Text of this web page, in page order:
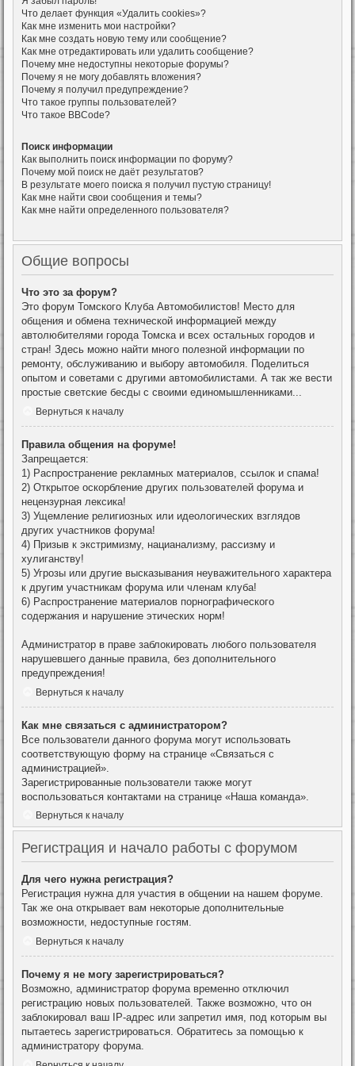
Что делает функция «Удалить cookies»?
Как мне изменить мои настройки?
Как мне создать новую тему или сообщение?
Как мне отредактировать или удалить сообщение?
Почему мне недоступны некоторые форумы?
Почему я не могу добавлять вложения?
Почему я получил предупреждение?
Что такое группы пользователей?
Что такое BBCode?
Поиск информации
Как выполнить поиск информации по форуму?
Почему мой поиск не даёт результатов?
В результате моего поиска я получил пустую страницу!
Как мне найти свои сообщения и темы?
Как мне найти определенного пользователя?
Общие вопросы
Что это за форум?
Это форум Томского Клуба Автомобилистов! Место для
общения и обмена технической информацией между
автолюбителями города Томска и всех остальных городов и
стран! Здесь можно найти много полезной информации по
ремонту, обслуживанию и выбору автомобиля. Поделиться
опытом и советами с другими автомобилистами. А так же вести
простые светские бесды с своими единомышленниками...
Вернуться к началу
Правила общения на форуме!
Запрещается:
1) Распространение рекламных материалов, ссылок и спама!
2) Открытое оскорбление других пользователей форума и
нецензурная лексика!
3) Ущемление религиозных или идеологических взглядов
других участников форума!
4) Призыв к экстримизму, нацианализму, рассизму и
хулиганству!
5) Угрозы или другие высказывания неуважительного характера
к другим участникам форума или членам клуба!
6) Распространение материалов порнографического
содержания и нарушение этических норм!
Администратор в праве заблокировать любого пользователя
нарушевшего данные правила, без дополнительного
предупреждения!
Вернуться к началу
Как мне связаться с администратором?
Все пользователи данного форума могут использовать
соответствующую форму на странице «Связаться с
администрацией».
Зарегистрированные пользователи также могут
воспользоваться контактами на странице «Наша команда».
Вернуться к началу
Регистрация и начало работы с форумом
Для чего нужна регистрация?
Регистрация нужна для участия в общении на нашем форуме.
Так же она открывает вам некоторые дополнительные
возможности, недоступные гостям.
Вернуться к началу
Почему я не могу зарегистрироваться?
Возможно, администратор форума временно отключил
регистрацию новых пользователей. Также возможно, что он
заблокировал ваш IP-адрес или запретил имя, под которым вы
пытаетесь зарегистрироваться. Обратитесь за помощью к
администратору форума.